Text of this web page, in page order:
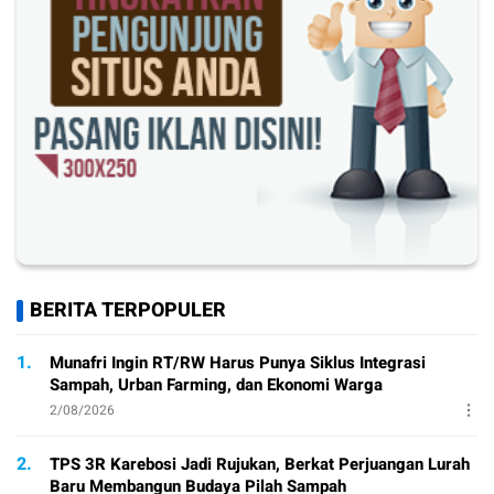
BERITA TERPOPULER
1.
Munafri Ingin RT/RW Harus Punya Siklus Integrasi
Sampah, Urban Farming, dan Ekonomi Warga
2/08/2026
2.
TPS 3R Karebosi Jadi Rujukan, Berkat Perjuangan Lurah
Baru Membangun Budaya Pilah Sampah